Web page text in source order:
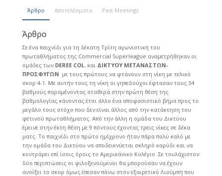
Άρθρο Αποτελέσματα Past Meetings
Άρθρο
Σε ένα παιχνίδι για τη δέκατη Τρίτη αγωνιστική του
πρωταθλήματος της Commercial Superleague αναμετρήθηκαν οι
ομάδες των DEREE COL. και ΔΙΚΤΥΟΥ ΜΕΤΑΝΑΣΤΩΝ-
ΠΡΟΣΦΥΓΩΝ με τους πρώτους να φτάνουν στη νίκη με τελικό
σκορ 4-1. Με αυτήν τους τη νίκη οι γηπεδούχοι έφτασαν τους 34
βαθμούς παραμένοντας σταθερά στην πρώτη θέση της
βαθμολογίας κάνοντας έτσι άλλο ένα αποφασιστικό βήμα προς το
μεγάλο τους στόχο που δεν είναι άλλος από την κατάκτηση του
φετινού πρωταθλήματος. Από την άλλη η ομάδα του Δικτύου
έμεινε στην έκτη θέση με 9 πόντους έχοντας τρεις νίκες σε δέκα
ματς. Το παιχνίδι στο πρώτο ημίχρονο ήταν πάρα πολύ καλό με
την ομάδα του Δικτύου να αποδεικνύεται σκληρό καρύδι και να
κοντράρει επί ίσοις όροις το Αμερικάνικο Κολέγιο. Σε τουλάχιστον
δύο περιπτώσεις οι φιλοξενούμενοι θα μπορούσαν να έχουν
ανοίξει το σκορ όμως έπεσαν πάνω στον εξαιρετικό Λιούμπη που